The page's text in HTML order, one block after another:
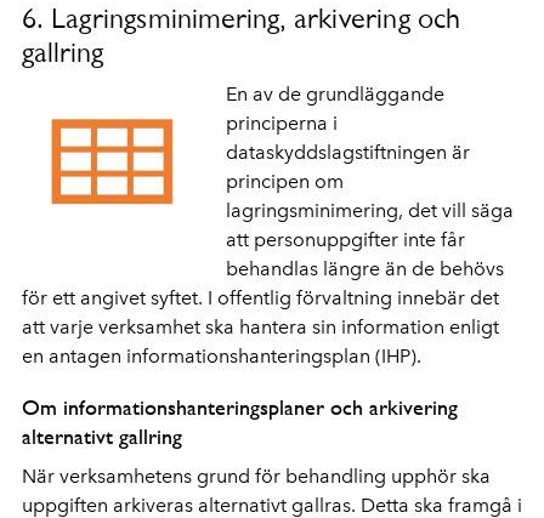
6. Lagringsminimering, arkivering och
gallring
En av de grundläggande
principerna i
dataskyddslagstiftningen är
principen om
lagringsminimering, det vill säga
att personuppgifter inte får
behandlas längre än de behövs
för ett angivet syftet. I offentlig förvaltning innebär det
att varje verksamhet ska hantera sin information enligt
en antagen informationshanteringsplan (IHP).
Om informationshanteringsplaner och arkivering
alternativt gallring
När verksamhetens grund för behandling upphör ska
uppgiften arkiveras alternativt gallras. Detta ska framgå i